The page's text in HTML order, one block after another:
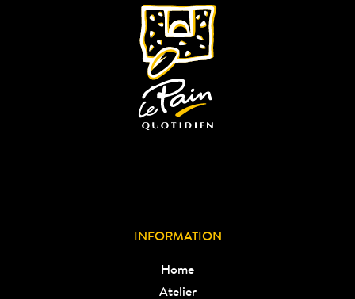
INFORMATION
Home
Atelier